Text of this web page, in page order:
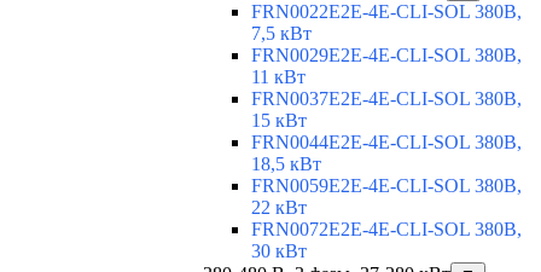
FRN0022E2E-4E-CLI-SOL 380В,
7,5 кВт
FRN0029E2E-4E-CLI-SOL 380В,
11 кВт
FRN0037E2E-4E-CLI-SOL 380В,
15 кВт
FRN0044E2E-4E-CLI-SOL 380В,
18,5 кВт
FRN0059E2E-4E-CLI-SOL 380В,
22 кВт
FRN0072E2E-4E-CLI-SOL 380В,
30 кВт